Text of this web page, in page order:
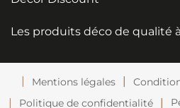
Les produits déco de qualité
Mentions légales
Politique de confidentialité